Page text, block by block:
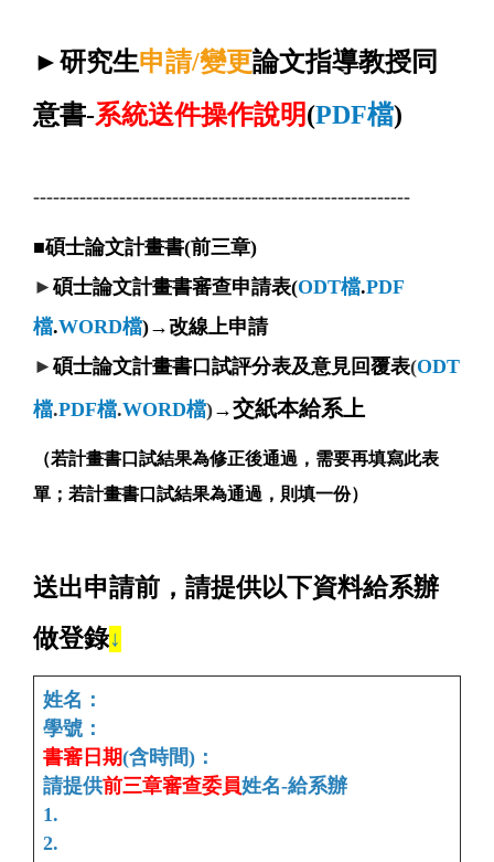
►研究生申請/變更論文指導教授同
意書-系統送件操作說明(PDF檔)
---------------------------------------------------------
■碩士論文計畫書(前三章)
►碩士論文計畫書審查申請表(ODT檔.PDF
檔.WORD檔)→改線上申請
►碩士論文計畫書口試評分表及意見回覆表(ODT
檔.PDF檔.WORD檔)→交紙本給系上
（若計畫書口試結果為修正後通過，需要再填寫此表
單；若計畫書口試結果為通過，則填一份）
送出申請前，請提供以下資料給系辦
做登錄↓
姓名：
學號：
書審日期(含時間)：
請提供前三章審查委員姓名-給系辦
1.
2.